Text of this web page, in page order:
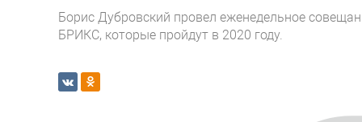
Борис Дубровский провел еженедельное
БРИКС, которые пройдут в 2020 году.